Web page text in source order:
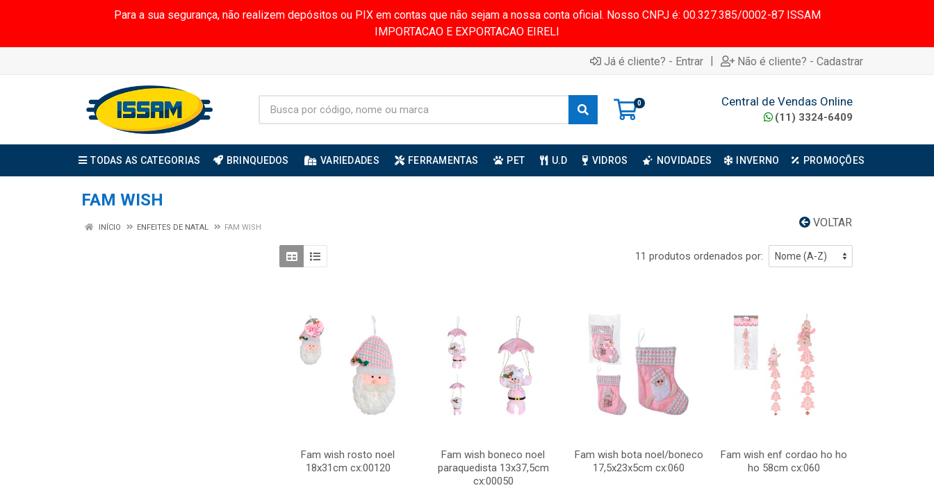
Para a sua segurança, não realizem depósitos ou PIX em contas que não sejam a nossa conta oficial. Nosso CNPJ é: 00.327.385/0002-87 ISSAM
IMPORTACAO E EXPORTACAO EIRELI
Já é cliente? - Entrar | Não é cliente? - Cadastrar
0 Central de Vendas Online
(11) 3324-6409
TODAS AS CATEGORIAS BRINQUEDOS VARIEDADES FERRAMENTAS PET U.D VIDROS NOVIDADES INVERNO PROMOÇÕES
FAM WISH
VOLTAR
INÍCIO ENFEITES DE NATAL FAM WISH
11 produtos ordenados por:
Fam wish rosto noel
18x31cm cx:00120
Fam wish boneco noel
paraquedista 13x37,5cm
cx:00050
Fam wish bota noel/boneco
17,5x23x5cm cx:060
Fam wish enf cordao ho ho
ho 58cm cx:060